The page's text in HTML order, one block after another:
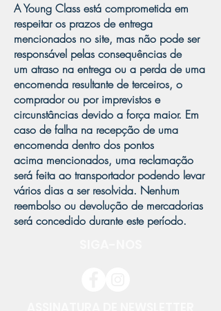
A Young Class está comprometida em
respeitar os prazos de entrega
mencionados no site, mas não pode ser
responsável pelas consequências de
um atraso na entrega ou a perda de uma
encomenda resultante de terceiros, o
comprador ou por imprevistos e
circunstâncias devido a força maior. Em
caso de falha na recepção de uma
encomenda dentro dos pontos
acima mencionados, uma reclamação
será feita ao transportador podendo levar
vários dias a ser resolvida. Nenhum
reembolso ou devolução de mercadorias
será concedido durante este período.